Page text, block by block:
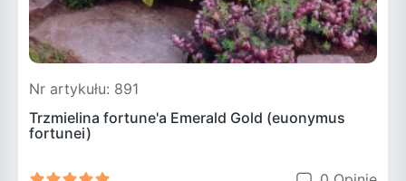
Nr artykułu: 891
Trzmielina fortune'a Emerald Gold (euonymus
fortunei)